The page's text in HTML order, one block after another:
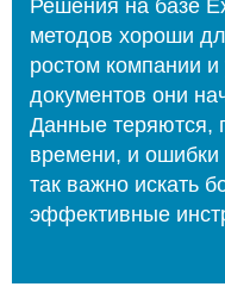
Решения на базе
методов хороши
ростом компании
документов они
Данные теряются,
времени, и
так важно искать
эффективные